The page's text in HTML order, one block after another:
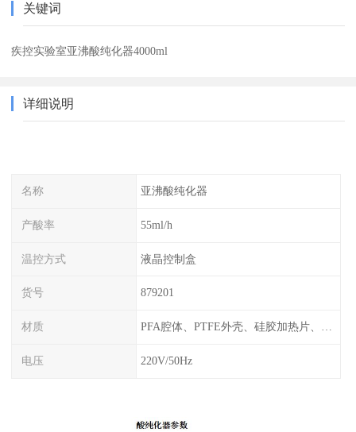
关键词
疾控实验室亚沸酸纯化器4000ml
详细说明
名称 亚沸酸纯化器
产酸率 55ml/h
温控方式 液晶控制盒
货号 879201
材质 PFA腔体、PTFE外壳、硅胶加热片、塑料框架
电压 220V/50Hz